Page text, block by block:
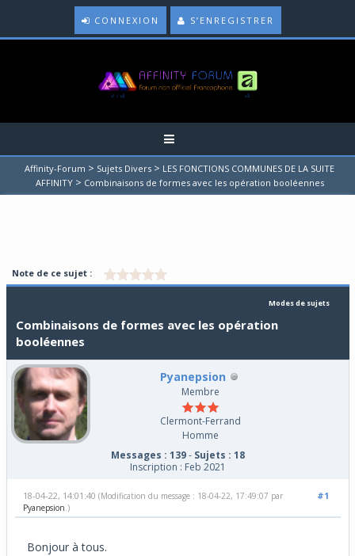
CONNEXION S’ENREGISTRER
Affinity-Forum > Sujets Divers > LES FONCTIONS COMMUNES DE LA SUITE
AFFINITY > Combinaisons de formes avec les opération booléennes
Note de ce sujet :
Modes de sujets
Combinaisons de formes avec les opération
booléennes
Pyanepsion
Membre
Clermont-Ferrand
Homme
Messages : 139- Sujets : 18
Inscription : Feb 2021
#1
18-04-22, 14:01:40 (Modification du message : 18-04-22, 17:49:07 par
Pyanepsion.)
Bonjour à tous.